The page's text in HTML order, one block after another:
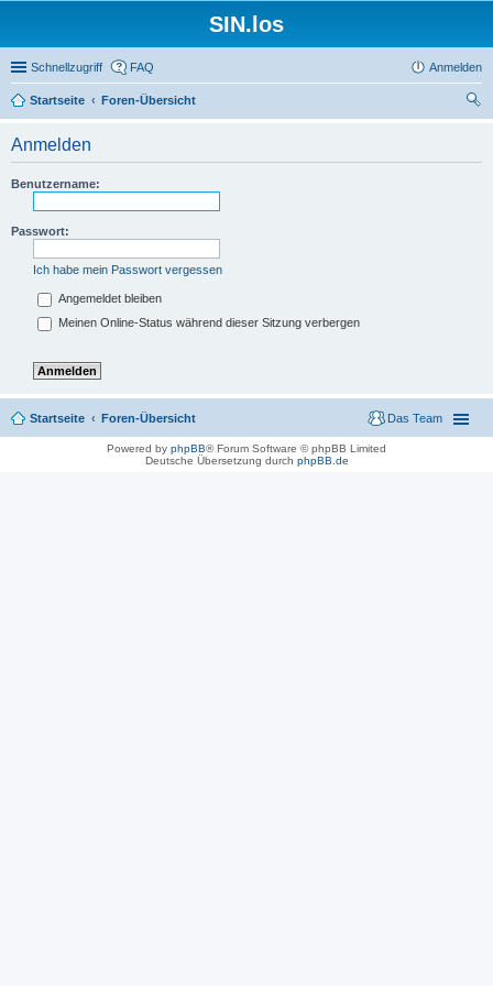
SIN.los
Schnellzugriff FAQ Anmelden
Startseite
Foren-Übersicht
Anmelden
Benutzername:
Passwort:
Ich habe mein Passwort vergessen
Angemeldet bleiben
Meinen Online-Status während dieser Sitzung verbergen
Startseite Foren-Übersicht Das Team
Powered by phpBB® Forum Software © phpBB Limited
Deutsche Übersetzung durch phpBB.de